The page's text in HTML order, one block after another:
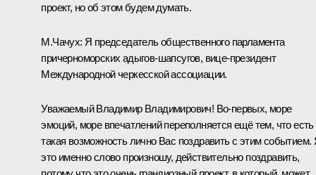
проект, но об этом будем думать.
М.Чачух: Я председатель общественного парламента
причерноморских адыгов-шапсугов, вице-президент
Международной черкесской ассоциации.
Уважаемый Владимир Владимирович! Во‑первых, море
эмоций, море впечатлений переполняется ещё тем, что есть
такая возможность лично Вас поздравить с этим событием.
это именно слово произношу, действительно поздравить,